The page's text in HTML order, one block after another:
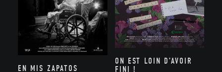
EN MIS ZAPATOS
ON EST LOIN D’AVOIR
FINI !